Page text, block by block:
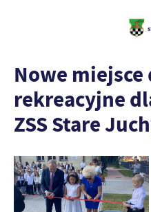
Nowe
rekreacyjne
ZSS Stare